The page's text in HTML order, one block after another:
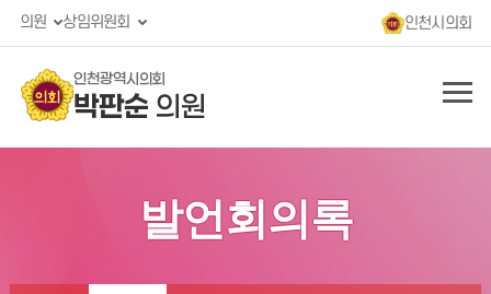
의원 상임위원회 인천시의회
인천광역시의회
박판순 의원
발언회의록